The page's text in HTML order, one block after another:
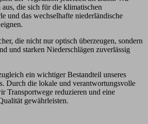
die sich für die klimatischen
und das wechselhafte niederländische
die nicht nur optisch überzeugen, sondern
und starken Niederschlägen zuverlässig
ein wichtiger Bestandteil unseres
Durch die lokale und verantwortungsvolle
Transportwege reduzieren und eine
gewährleisten.